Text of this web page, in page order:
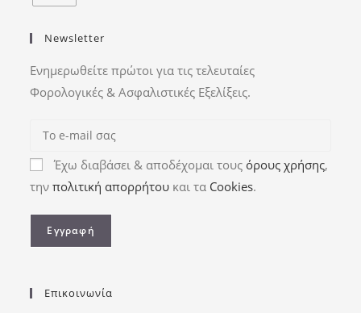
Newsletter
Ενημερωθείτε πρώτοι για τις τελευταίες
Φορολογικές & Ασφαλιστικές Εξελίξεις.
Έχω διαβάσει & αποδέχομαι τους όρους χρήσης,
τηνπολιτική απορρήτου και τα Cookies.
Επικοινωνία